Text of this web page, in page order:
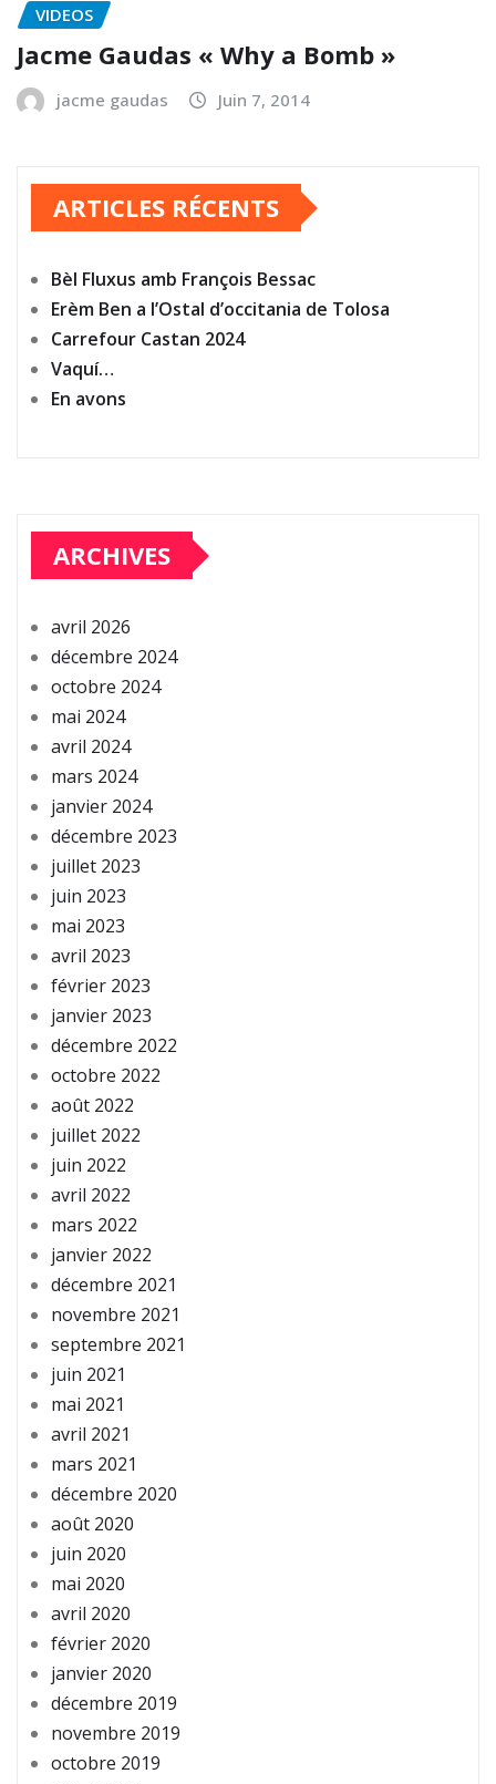
VIDEOS
Jacme Gaudas « Why a Bomb »
jacme gaudas Juin 7, 2014
ARTICLES RÉCENTS
Bèl Fluxus amb François Bessac
Erèm Ben a l’Ostal d’occitania de Tolosa
Carrefour Castan 2024
Vaquí…
En avons
ARCHIVES
avril 2026
décembre 2024
octobre 2024
mai 2024
avril 2024
mars 2024
janvier 2024
décembre 2023
juillet 2023
juin 2023
mai 2023
avril 2023
février 2023
janvier 2023
décembre 2022
octobre 2022
août 2022
juillet 2022
juin 2022
avril 2022
mars 2022
janvier 2022
décembre 2021
novembre 2021
septembre 2021
juin 2021
mai 2021
avril 2021
mars 2021
décembre 2020
août 2020
juin 2020
mai 2020
avril 2020
février 2020
janvier 2020
décembre 2019
novembre 2019
octobre 2019